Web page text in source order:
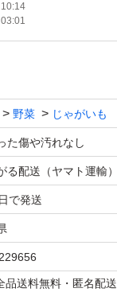
野菜 じゃがいも
た傷や汚れなし
る配送（ヤマト運輸）
で発送
品送料無料・匿名配送